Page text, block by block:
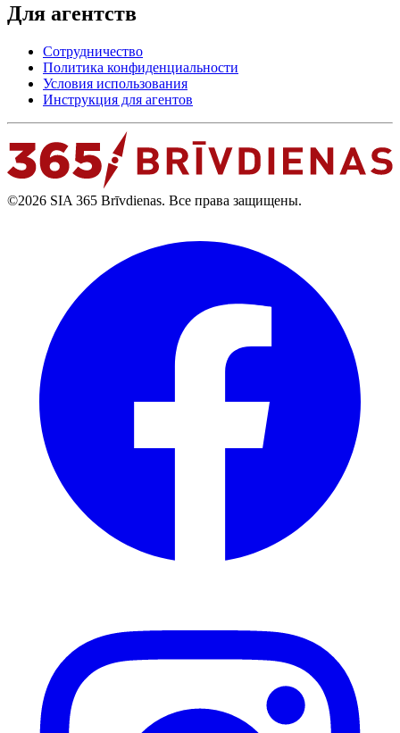
Для агентств
Сотрудничество
Политика конфиденциальности
Условия использования
Инструкция для агентов
©2026 SIA 365 Brīvdienas. Все права защищены.